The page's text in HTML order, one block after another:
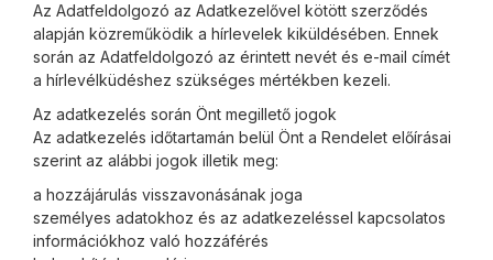
Az Adatfeldolgozó az Adatkezelővel kötött szerződés
alapján közreműködik a hírlevelek kiküldésében. Ennek
során az Adatfeldolgozó az érintett nevét és e-mail címét
a hírlevélküdéshez szükséges mértékben kezeli.
Az adatkezelés során Önt megillető jogok
Az adatkezelés időtartamán belül Önt a Rendelet előírásai
szerint az alábbi jogok illetik meg:
a hozzájárulás visszavonásának joga
személyes adatokhoz és az adatkezeléssel kapcsolatos
információkhoz való hozzáférés